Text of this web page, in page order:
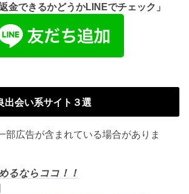
金できるかどうかLINEでチェック」
出会い系サイト３選
広告が含まれている場合がありま
るならココ！！